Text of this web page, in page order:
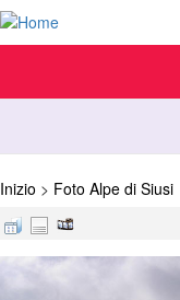
Inizio > Foto Alpe di Siusi